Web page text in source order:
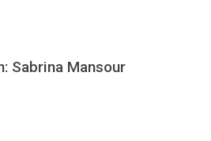
Sabrina Mansour